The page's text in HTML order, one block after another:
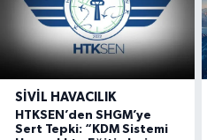
SIVIL HAVACILIK
HTKSEN’den SHGM’ye
Sert Tepki: “KDM Sistemi